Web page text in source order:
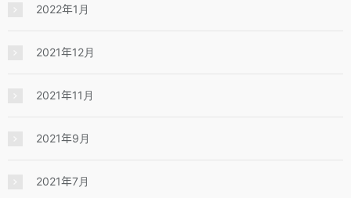
2022年1月
2021年12月
2021年11月
2021年9月
2021年7月